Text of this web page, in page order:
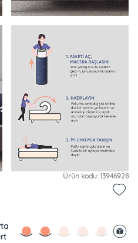
Ürün kodu: 13946928